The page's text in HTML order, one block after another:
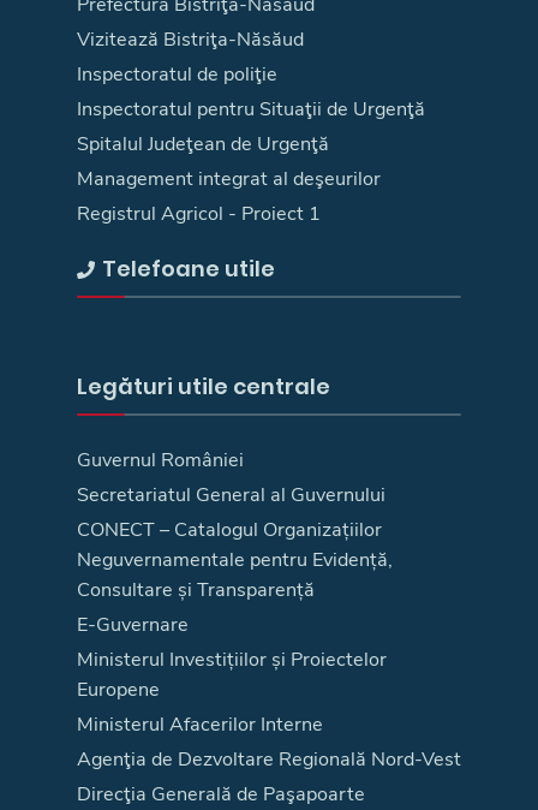
Vizitează Bistriţa-Năsăud
Inspectoratul de poliţie
Inspectoratul pentru Situaţii de Urgenţă
Spitalul Judeţean de Urgenţă
Management integrat al deşeurilor
Registrul Agricol - Proiect 1
Telefoane utile
Legături utile centrale
Guvernul României
Secretariatul General al Guvernului
CONECT – Catalogul Organizațiilor
Neguvernamentale pentru Evidență,
Consultare și Transparență
E-Guvernare
Ministerul Investițiilor și Proiectelor
Europene
Ministerul Afacerilor Interne
Agenţia de Dezvoltare Regională Nord-Vest
Direcţia Generală de Paşapoarte